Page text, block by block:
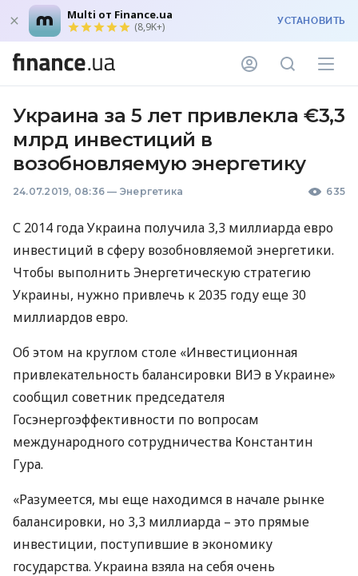
Multi от Finance.ua
(8,9K+) УСТАНОВИТЬ
Украина за 5 лет привлекла €3,3
млрд инвестиций в
возобновляемую энергетику
24.07.2019, 08:36 — Энергетика 635
С 2014 года Украина получила 3,3 миллиарда евро
инвестиций в сферу возобновляемой энергетики.
Чтобы выполнить Энергетическую стратегию
Украины, нужно привлечь к 2035 году еще 30
миллиардов евро.
Об этом на круглом столе «Инвестиционная
привлекательность балансировки ВИЭ в Украине»
сообщил советник председателя
Госэнергоэффективности по вопросам
международного сотрудничества Константин
Гура.
«Разумеется, мы еще находимся в начале рынке
балансировки, но 3,3 миллиарда – это прямые
инвестиции, поступившие в экономику
государства. Украина взяла на себя очень